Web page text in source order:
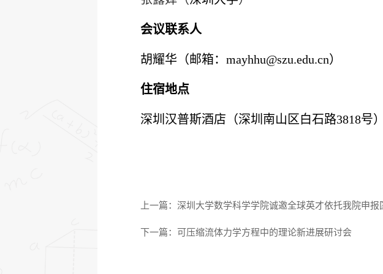
会议联系人
胡耀华（邮箱：mayhhu@szu.edu.cn）
住宿地点
深圳汉普斯酒店（深圳南山区白石路3818号）
上一篇： 深圳大学数学科学学院诚邀全球英才依托我院申报
下一篇： 可压缩流体力学方程中的理论新进展研讨会